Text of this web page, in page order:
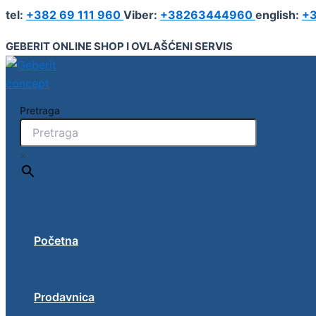
Pređi
sadržaj
tel: +382 69 111 960 Viber: +38263444960 english:
GEBERIT ONLINE SHOP I OVLAŠĆENI SERVIS
Pretraga
×
Početna
Prodavnica
Prelazno
90°
sa
navojem
fi26
R3/4"
količina